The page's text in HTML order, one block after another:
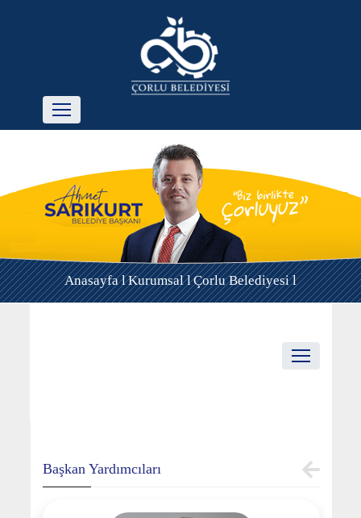
Anasayfa lKurumsal lÇorlu Belediyesi l
Başkan Yardımcıları